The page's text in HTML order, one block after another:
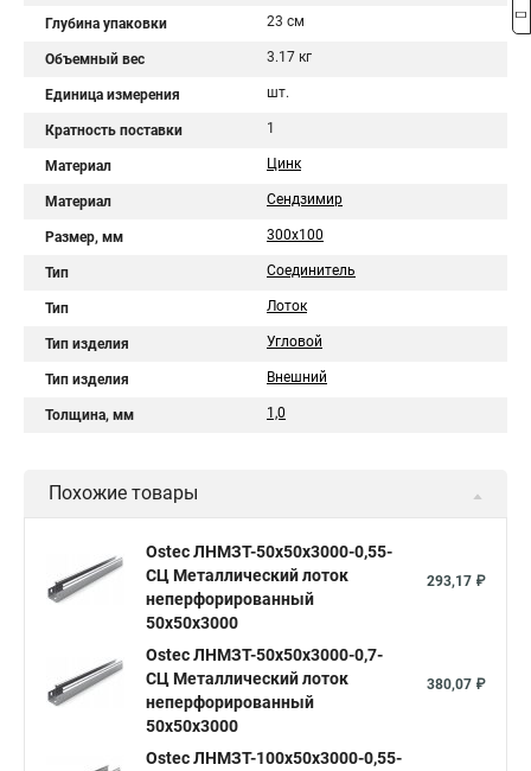
Глубина упаковки 23 см
Объемный вес 3.17 кг
Единица измерения шт.
Кратность поставки 1
Материал Цинк
Материал Сендзимир
Размер, мм 300х100
Тип Соединитель
Тип Лоток
Тип изделия Угловой
Тип изделия Внешний
Толщина, мм 1,0
Похожие товары
Ostec ЛНМЗТ-50х50х3000-0,55-
СЦ Металлический лоток
неперфорированный
50х50х3000
293,17 ₽
Ostec ЛНМЗТ-50х50х3000-0,7-
СЦ Металлический лоток
неперфорированный
50х50х3000
380,07 ₽
Ostec ЛНМЗТ-100х50х3000-0,55-